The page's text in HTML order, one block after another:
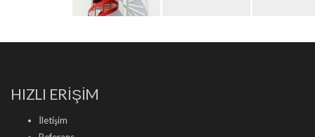
HIZLI ERİŞİM
İletişim